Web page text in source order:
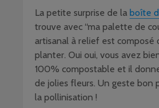
La petite surprise de la boîte
trouve avec “ma palette de
artisanal à relief est composé
planter. Oui oui, vous avez
100% compostable et il
de jolies fleurs. Un geste bon
la pollinisation !